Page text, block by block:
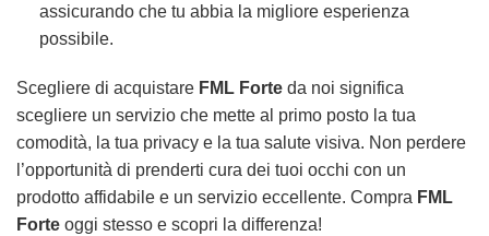
assicurando che tu abbia la migliore esperienza
possibile.
Scegliere di acquistare FML Forte da noi significa
scegliere un servizio che mette al primo posto la tua
comodità, la tua privacy e la tua salute visiva. Non perdere
l’opportunità di prenderti cura dei tuoi occhi con un
prodotto affidabile e un servizio eccellente. Compra FML
Forte oggi stesso e scopri la differenza!